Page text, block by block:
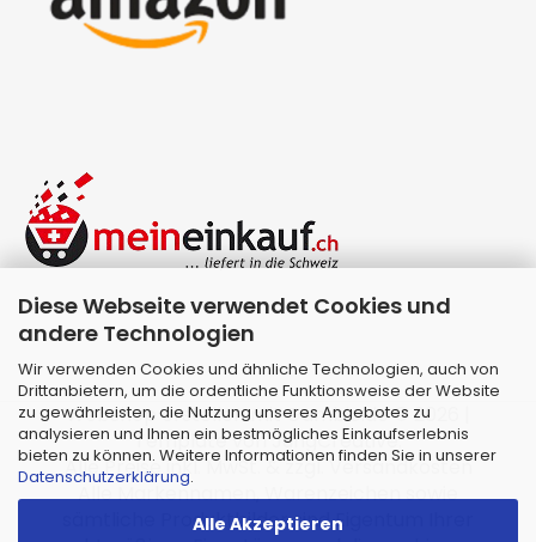
Diese Webseite verwendet Cookies und
andere Technologien
Wir verwenden Cookies und ähnliche Technologien, auch von
Drittanbietern, um die ordentliche Funktionsweise der Website
zu gewährleisten, die Nutzung unseres Angebotes zu
analysieren und Ihnen ein bestmögliches Einkaufserlebnis
bieten zu können. Weitere Informationen finden Sie in unserer
Datenschutzerklärung.
Alle Akzeptieren
Webshop erstellenmit Gambio.de © 2026 |
Template vonJungCreative.
Alle Preise inkl. MwSt. & zzgl. Versandkosten
Alle Markennamen, Warenzeichen sowie
sämtliche Produktbilder sind Eigentum Ihrer